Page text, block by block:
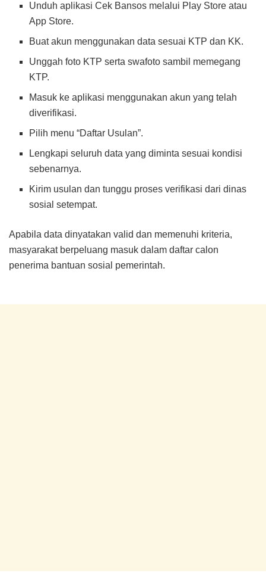
Unduh aplikasi Cek Bansos melalui Play Store atau
App Store.
Buat akun menggunakan data sesuai KTP dan KK.
Unggah foto KTP serta swafoto sambil memegang
KTP.
Masuk ke aplikasi menggunakan akun yang telah
diverifikasi.
Pilih menu “Daftar Usulan”.
Lengkapi seluruh data yang diminta sesuai kondisi
sebenarnya.
Kirim usulan dan tunggu proses verifikasi dari dinas
sosial setempat.
Apabila data dinyatakan valid dan memenuhi kriteria,
masyarakat berpeluang masuk dalam daftar calon
penerima bantuan sosial pemerintah.